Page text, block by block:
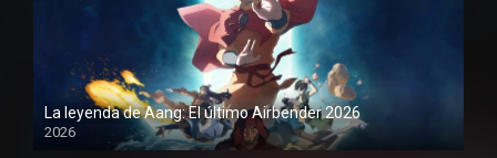
La leyenda de Aang: El último Airbender 2026
2026
1080P